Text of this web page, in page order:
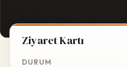
Ziyaret Kartı
DURUM